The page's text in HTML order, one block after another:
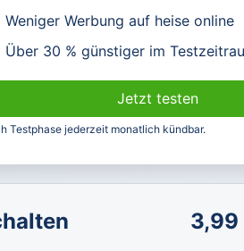
Weniger Werbung auf heise online
Über 30 % günstiger im
Jetzt testen
Testphase jederzeit monatlich kündbar.
3,99